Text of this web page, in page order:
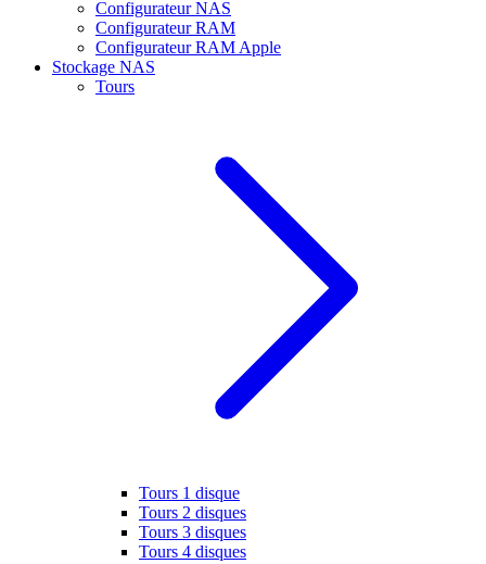
Configurateur NAS
Configurateur RAM
Configurateur RAM Apple
Stockage NAS
Tours
Tours 1 disque
Tours 2 disques
Tours 3 disques
Tours 4 disques